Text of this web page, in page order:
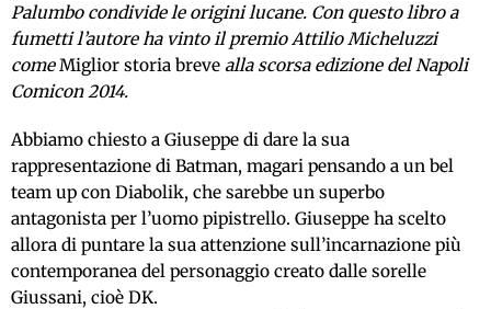
Palumbo condivide le origini lucane. Con questo libro a
fumetti l’autore ha vinto il premio Attilio Micheluzzi
come Miglior storia breve alla scorsa edizione del Napoli
Comicon 2014.
Abbiamo chiesto a Giuseppe di dare la sua
rappresentazione di Batman, magari pensando a un bel
team up con Diabolik, che sarebbe un superbo
antagonista per l’uomo pipistrello. Giuseppe ha scelto
allora di puntare la sua attenzione sull’incarnazione più
contemporanea del personaggio creato dalle sorelle
Giussani, cioè DK.